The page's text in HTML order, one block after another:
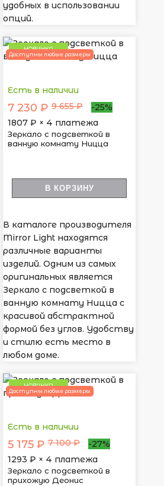
удобных в использовании
опций.
НОВИНКА
Доступны любые размеры
Есть в наличии
7 230 ₽ 9 655 ₽
-25%
1807 ₽ × 4 платежа
Зеркало с подсветкой в
ванную комнату Ницца
В КОРЗИНУ
В каталоге производителя
Mirror Light находятся
различные варианты
изделий. Одним из самых
оригинальных является
Зеркало с подсветкой в
ванную комнату Ницца с
красивой абстрактной
формой без углов. Удобству
и стилю есть место в
любом доме.
НОВИНКА
Доступны любые размеры
Есть в наличии
5 175 ₽ 7 100 ₽
-27%
1293 ₽ × 4 платежа
Зеркало с подсветкой в
прихожую Деонис